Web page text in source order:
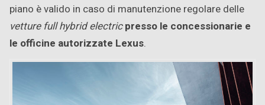
piano è valido in caso di manutenzione regolare delle
vetture full hybrid electricpresso le concessionarie e
le officine autorizzate Lexus.